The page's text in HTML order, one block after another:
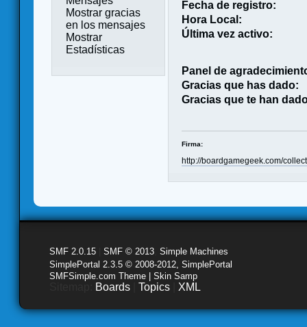
Mostrar gracias
en los mensajes
Mostrar
Estadísticas
Fecha de registro:
Hora Local:
Última vez activo:
Panel de
Gracias que has dado:
Gracias que te han
Firma:
http://boardgamegeek.com/
SMF 2.0.15 SMF © 2013 Simple Machines
SimplePortal 2.3.5 © 2008-2012, SimplePortal
SMFSimple.com Theme | Skin Samp
Boards Topics XML